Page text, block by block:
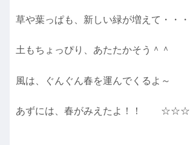
草や葉っぱも、新しい緑が増えて・・・
土もちょっぴり、あたたかそう＾＾
風は、ぐんぐん春を運んでくるよ～
あずには、春がみえたよ！！ ☆☆☆